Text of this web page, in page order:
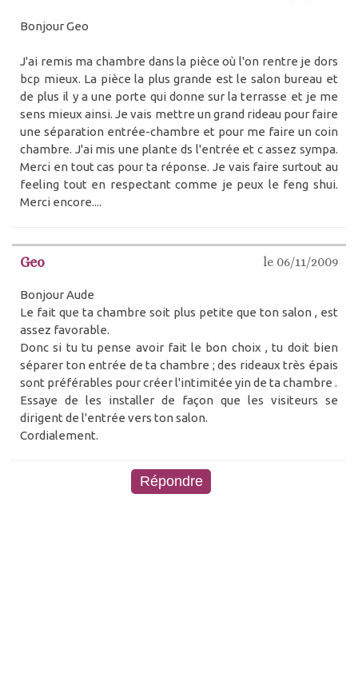
Bonjour Geo
J'ai remis ma chambre dans la pièce où l'on rentre je dors
bcp mieux. La pièce la plus grande est le salon bureau et
de plus il y a une porte qui donne sur la terrasse et je me
sens mieux ainsi. Je vais mettre un grand rideau pour faire
une séparation entrée-chambre et pour me faire un coin
chambre. J'ai mis une plante ds l'entrée et c assez sympa.
Merci en tout cas pour ta réponse. Je vais faire surtout au
feeling tout en respectant comme je peux le feng shui.
Merci encore....
Geo le 06/11/2009
Bonjour Aude
Le fait que ta chambre soit plus petite que ton salon , est
assez favorable.
Donc si tu tu pense avoir fait le bon choix , tu doit bien
séparer ton entrée de ta chambre ; des rideaux très épais
sont préférables pour créer l'intimitée yin de ta chambre .
Essaye de les installer de façon que les visiteurs se
dirigent de l'entrée vers ton salon.
Cordialement.